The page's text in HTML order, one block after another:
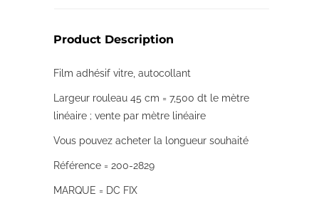
Product Description
Film adhésif vitre, autocollant
Largeur rouleau 45 cm = 7,500 dt le mètre
linéaire ; vente par mètre linéaire
Vous pouvez acheter la longueur souhaité
Référence = 200-2829
MARQUE = DC FIX